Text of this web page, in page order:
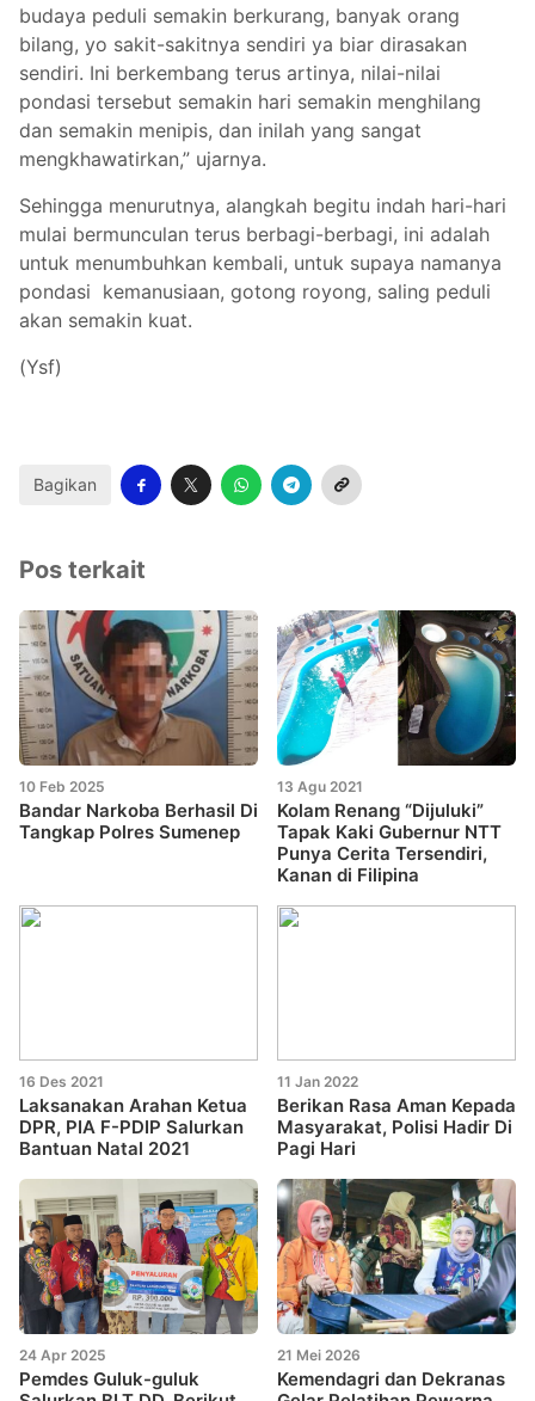
budaya peduli semakin berkurang, banyak orang
bilang, yo sakit-sakitnya sendiri ya biar dirasakan
sendiri. Ini berkembang terus artinya, nilai-nilai
pondasi tersebut semakin hari semakin menghilang
dan semakin menipis, dan inilah yang sangat
mengkhawatirkan,” ujarnya.
Sehingga menurutnya, alangkah begitu indah hari-hari
mulai bermunculan terus berbagi-berbagi, ini adalah
untuk menumbuhkan kembali, untuk supaya namanya
pondasi kemanusiaan, gotong royong, saling peduli
akan semakin kuat.
(Ysf)
Bagikan
Pos terkait
10 Feb 2025
Bandar Narkoba Berhasil Di
Tangkap Polres Sumenep
13 Agu 2021
Kolam Renang “Dijuluki”
Tapak Kaki Gubernur NTT
Punya Cerita Tersendiri,
Kanan di Filipina
16 Des 2021
Laksanakan Arahan Ketua
DPR, PIA F-PDIP Salurkan
Bantuan Natal 2021
11 Jan 2022
Berikan Rasa Aman Kepada
Masyarakat, Polisi Hadir Di
Pagi Hari
24 Apr 2025
Pemdes Guluk-guluk
21 Mei 2026
Kemendagri dan Dekranas